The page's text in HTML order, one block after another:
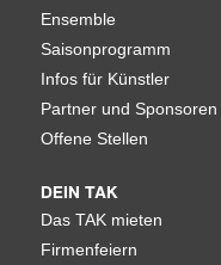
Ensemble
Saisonprogramm
Infos für Künstler
Partner und Sponsoren
Offene Stellen
DEIN TAK
Das TAK mieten
Firmenfeiern